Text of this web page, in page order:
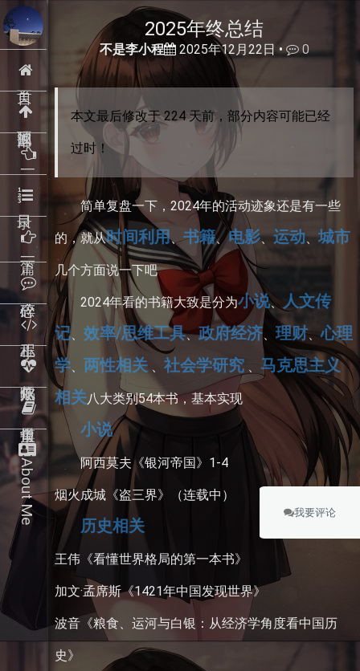
About Me 我要评论
2025年终总结
不是李小程 2025年12月22日 • 0
本文最后修改于 224 天前，部分内容可能已经
过时！
简单复盘一下，2024年的活动迹象还是有一些
的，就从时间利用、书籍、电影、运动、城市
几个方面说一下吧
2024年看的书籍大致是分为小说、人文传
记、 效率/思维工具、政府经济、 理财、 心理
学、 两性相关 、 社会学研究 、 马克思主义
相关八大类别54本书，基本实现
小说
阿西莫夫《银河帝国》1-4
烟火成城《盗三界》（连载中）
历史相关
王伟《看懂世界格局的第一本书》
加文·孟席斯《1421年中国发现世界》
波音《粮食、运河与白银：从经济学角度看中国历
史》